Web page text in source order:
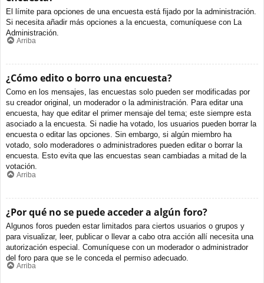
El límite para opciones de una encuesta está fijado por la administración.
Si necesita añadir más opciones a la encuesta, comuníquese con La
Administración.
Arriba
¿Cómo edito o borro una encuesta?
Como en los mensajes, las encuestas solo pueden ser modificadas por
su creador original, un moderador o la administración. Para editar una
encuesta, hay que editar el primer mensaje del tema; este siempre esta
asociado a la encuesta. Si nadie ha votado, los usuarios pueden borrar la
encuesta o editar las opciones. Sin embargo, si algún miembro ha
votado, solo moderadores o administradores pueden editar o borrar la
encuesta. Esto evita que las encuestas sean cambiadas a mitad de la
votación.
Arriba
¿Por qué no se puede acceder a algún foro?
Algunos foros pueden estar limitados para ciertos usuarios o grupos y
para visualizar, leer, publicar o llevar a cabo otra acción allí necesita una
autorización especial. Comuníquese con un moderador o administrador
del foro para que se le conceda el permiso adecuado.
Arriba